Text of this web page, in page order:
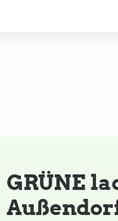
GRÜNE